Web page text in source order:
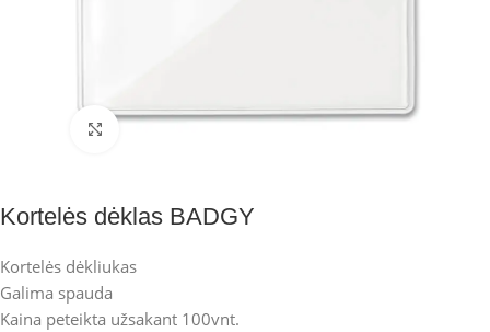
Kortelės dėklas BADGY
Kortelės dėkliukas
Galima spauda
Kaina peteikta užsakant 100vnt.